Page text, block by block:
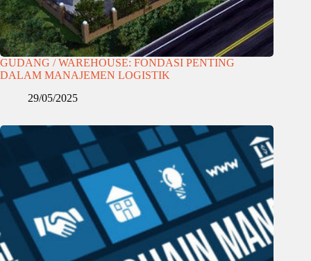
GUDANG / WAREHOUSE: FONDASI PENTING
DALAM MANAJEMEN LOGISTIK
29/05/2025